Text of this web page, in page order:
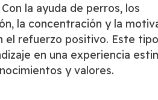
la ayuda de perros, los
la concentración y la
el refuerzo positivo. Este
en una experiencia
y valores.